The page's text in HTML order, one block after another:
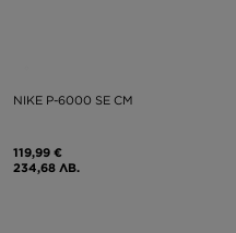
NIKE P-6000 SE CM
119,99 €
234,68 ЛВ.